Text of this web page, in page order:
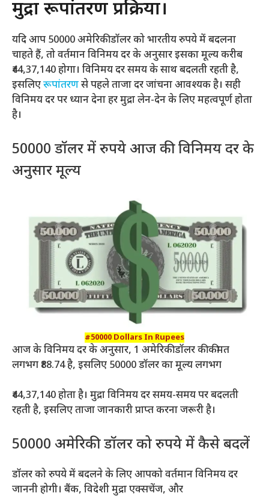
मुद्रा रूपांतरण प्रक्रिया।
यदि आप 50000 अमेरिकी डॉलर को भारतीय रुपये में बदलना
चाहते हैं, तो वर्तमान विनिमय दर के अनुसार इसका मूल्य करीब
₹44,37,140 होगा। विनिमय दर समय के साथ बदलती रहती है,
इसलिएरूपांतरणसे पहले ताजा दर जांचना आवश्यक है। सही
विनिमय दर पर ध्यान देना हर मुद्रा लेन-देन के लिए महत्वपूर्ण होता
है।
50000 डॉलर में रुपये आज की विनिमय दर के
अनुसार मूल्य
#50000 Dollars In Rupees
आज के विनिमय दर के अनुसार, 1 अमेरिकी डॉलर की कीमत
लगभग ₹88.74 है, इसलिए 50000 डॉलर का मूल्य लगभग
₹44,37,140 होता है। मुद्रा विनिमय दर समय-समय पर बदलती
रहती है, इसलिए ताजा जानकारी प्राप्त करना जरूरी है।
50000 अमेरिकी डॉलर को रुपये में कैसे बदलें
डॉलर को रुपये में बदलने के लिए आपको वर्तमान विनिमय दर
जाननी होगी। बैंक, विदेशी मुद्रा एक्सचेंज, और